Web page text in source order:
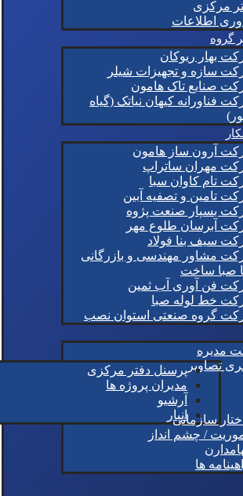
مرکزی
اطلاعات
گروه
بهار ریوکان
سازه و تجهیزات شیلر
صنایع تاک هامون
فناورانه کیهان نیاتک (گیاه
آرون ساز هامون
مهران ساتراپ
تام کاوان سبا
تامین و تصفیه آبین
بسپار صنعت پژوه
آبرسان طلوع مهر
سیف بنا فولاد
مشاور مهندسی و بازرگانی
صبا ساخت
فن آوری آب ثمین
خط لوله صبا
گروه صنعتی استوان نصب
مدیره
تصاویرپرسنل دفتر مرکزی
مدیران پروژه ها
آرشیو
انبار
سازمانی
/ چشم انداز
ها